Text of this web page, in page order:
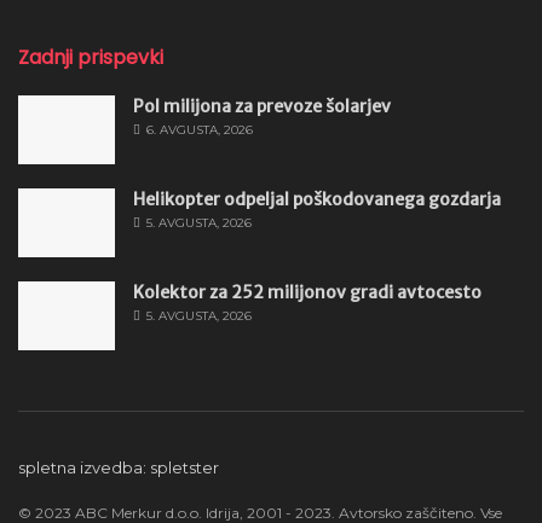
Zadnji prispevki
Pol milijona za prevoze šolarjev
6. AVGUSTA, 2026
Helikopter odpeljal poškodovanega gozdarja
5. AVGUSTA, 2026
Kolektor za 252 milijonov gradi avtocesto
5. AVGUSTA, 2026
spletna izvedba: spletster
© 2023 ABC Merkur d.o.o. Idrija, 2001 - 2023. Avtorsko zaščiteno. Vse